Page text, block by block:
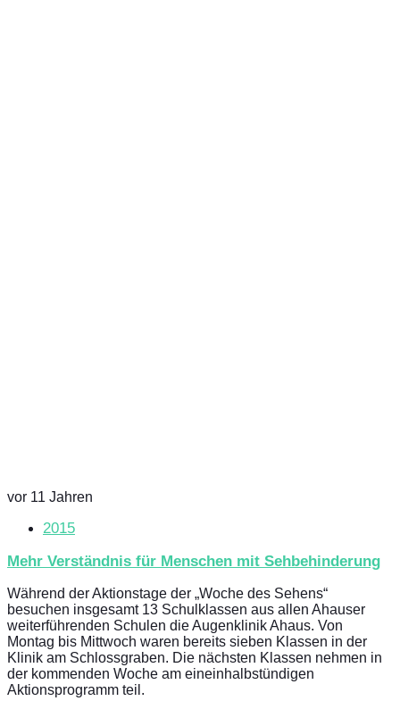
vor 11 Jahren
2015
Mehr Verständnis für Menschen mit Sehbehinderung
Während der Aktionstage der „Woche des Sehens“
besuchen insgesamt 13 Schulklassen aus allen Ahauser
weiterführenden Schulen die Augenklinik Ahaus. Von
Montag bis Mittwoch waren bereits sieben Klassen in der
Klinik am Schlossgraben. Die nächsten Klassen nehmen in
der kommenden Woche am eineinhalbstündigen
Aktionsprogramm teil.